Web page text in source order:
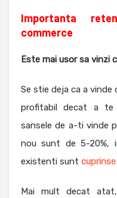
Importanta
commerce
Este mai usor sa vinzi
Se stie deja ca a
profitabil decat a te
sansele de a-ti vinde
nou sunt de 5-20%,
existenti sunt
Mai mult decat